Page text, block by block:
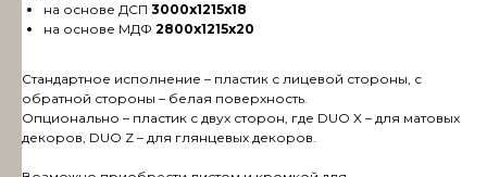
на основе ДСП 3000х1215х18
на основе МДФ 2800х1215х20
Стандартное исполнение – пластик с лицевой стороны, с
обратной стороны – белая поверхность.
Опционально – пластик с двух сторон, где DUO X – для матовых
декоров, DUO Z – для глянцевых декоров.